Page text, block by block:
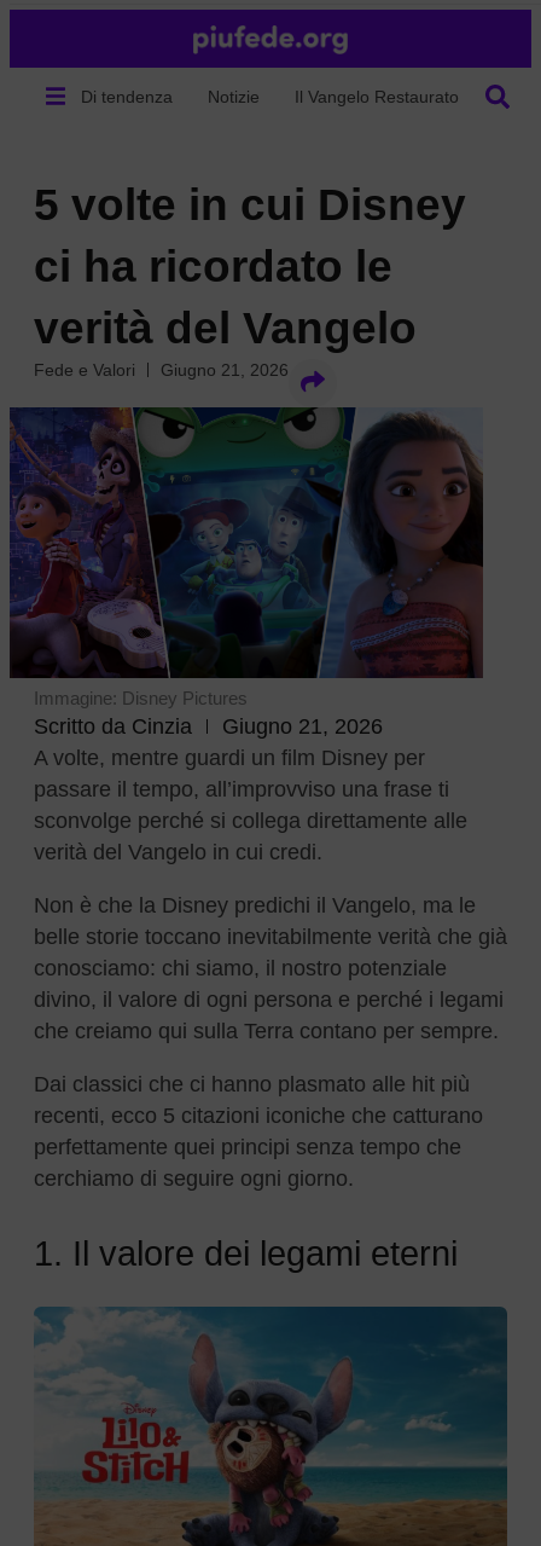
Di tendenza Notizie Il Vangelo Restaurato Chi
5 volte in cui Disney
ci ha ricordato le
verità del Vangelo
Fede e Valori Giugno 21, 2026
Immagine: Disney Pictures
Scritto da Cinzia
Giugno 21, 2026
A volte, mentre guardi un film Disney per
passare il tempo, all’improvviso una frase ti
sconvolge perché si collega direttamente alle
verità del Vangelo in cui credi.
Non è che la Disney predichi il Vangelo, ma le
belle storie toccano inevitabilmente verità che già
conosciamo: chi siamo, il nostro potenziale
divino, il valore di ogni persona e perché i legami
che creiamo qui sulla Terra contano per sempre.
Dai classici che ci hanno plasmato alle hit più
recenti, ecco 5 citazioni iconiche che catturano
perfettamente quei principi senza tempo che
cerchiamo di seguire ogni giorno.
1. Il valore dei legami eterni